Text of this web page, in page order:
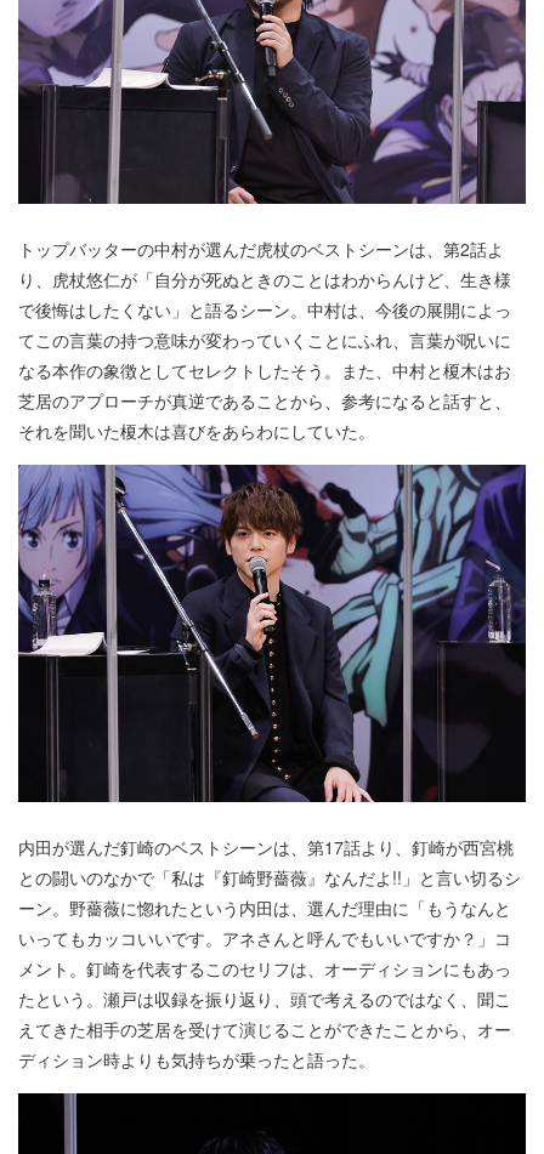
トップバッターの中村が選んだ虎杖のベストシーンは、第2話よ
り、虎杖悠仁が「自分が死ぬときのことはわからんけど、生き様
で後悔はしたくない」と語るシーン。中村は、今後の展開によっ
てこの言葉の持つ意味が変わっていくことにふれ、言葉が呪いに
なる本作の象徴としてセレクトしたそう。また、中村と榎木はお
芝居のアプローチが真逆であることから、参考になると話すと、
それを聞いた榎木は喜びをあらわにしていた。
内田が選んだ釘崎のベストシーンは、第17話より、釘崎が西宮桃
との闘いのなかで「私は『釘崎野薔薇』なんだよ!!」と言い切るシ
ーン。野薔薇に惚れたという内田は、選んだ理由に「もうなんと
いってもカッコいいです。アネさんと呼んでもいいですか？」コ
メント。釘崎を代表するこのセリフは、オーディションにもあっ
たという。瀬戸は収録を振り返り、頭で考えるのではなく、聞こ
えてきた相手の芝居を受けて演じることができたことから、オー
ディション時よりも気持ちが乗ったと語った。